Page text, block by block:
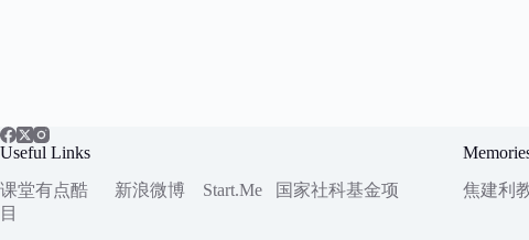
Useful Links
课堂有点酷
新浪微博 Start.Me 国家社科基金项
目
焦建利